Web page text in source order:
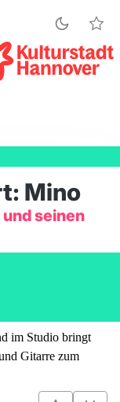
Mino
seinen
im Studio bringt
Gitarre zum